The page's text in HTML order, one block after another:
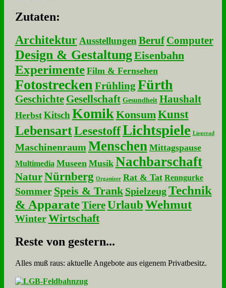
Zu­ta­ten:
Architektur Ausstellungen Beruf Computer
Design & GestaltungEisenbahn
Experimente Film & Fernsehen
Fotostrecken Frühling Fürth
Geschichte Gesellschaft Gesundheit Haushalt
Herbst Kitsch KomikKonsumKunst
LebensartLesestoffLichtspiele Liegerad
Maschinenraum Menschen Mittagspause
Multimedia Museen Musik Nachbarschaft
NaturNürnberg Organizer Rat & Tat Renngurke
Sommer Speis & Trank Spielzeug Technik
& Apparate Tiere UrlaubWehmut
Winter Wirtschaft
Re­ste von ge­stern...
Alles muß raus: aktuelle An­ge­bo­te aus eigenem Privatbesitz.